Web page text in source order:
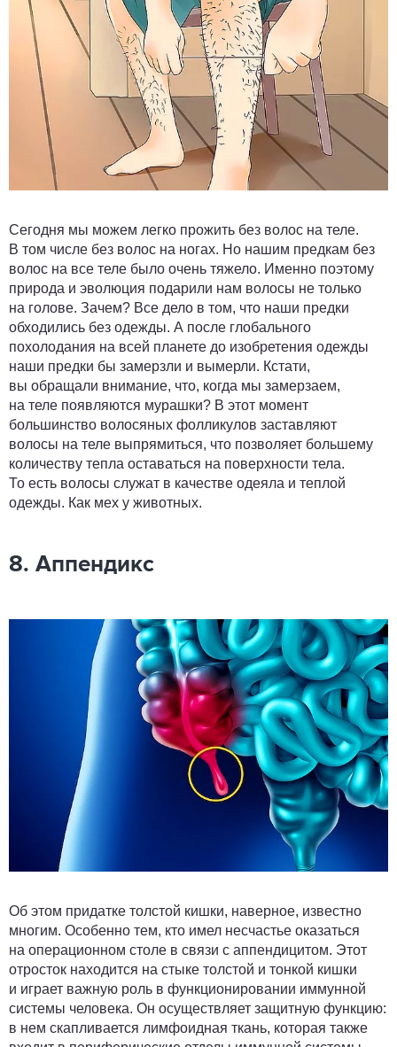
Сегодня мы можем легко прожить без волос на теле.
В том числе без волос на ногах. Но нашим предкам без
волос на все теле было очень тяжело. Именно поэтому
природа и эволюция подарили нам волосы не только
на голове. Зачем? Все дело в том, что наши предки
обходились без одежды. А после глобального
похолодания на всей планете до изобретения одежды
наши предки бы замерзли и вымерли. Кстати,
вы обращали внимание, что, когда мы замерзаем,
на теле появляются мурашки? В этот момент
большинство волосяных фолликулов заставляют
волосы на теле выпрямиться, что позволяет большему
количеству тепла оставаться на поверхности тела.
То есть волосы служат в качестве одеяла и теплой
одежды. Как мех у животных.
8. Аппендикс
Об этом придатке толстой кишки, наверное, известно
многим. Особенно тем, кто имел несчастье оказаться
на операционном столе в связи с аппендицитом. Этот
отросток находится на стыке толстой и тонкой кишки
и играет важную роль в функционировании иммунной
системы человека. Он осуществляет защитную функцию:
в нем скапливается лимфоидная ткань, которая также